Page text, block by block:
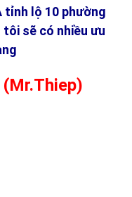
tỉnh lộ 10 phường
tôi sẽ có nhiều ưu